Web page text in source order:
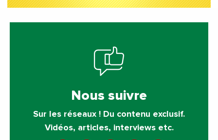
Nous suivre
Sur les réseaux ! Du contenu exclusif.
Vidéos, articles, interviews etc.